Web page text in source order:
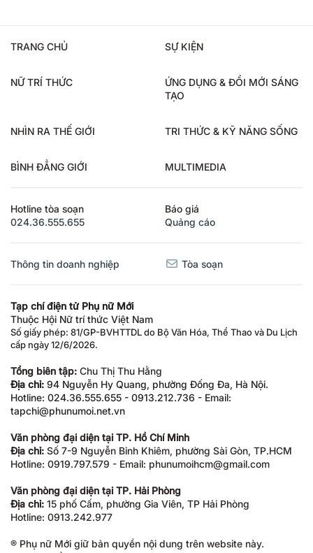
TRANG CHỦ SỰ KIỆN
NỮ TRÍ THỨC
ỨNG DỤNG & ĐỔI MỚI SÁNG
TẠO
NHÌN RA THẾ GIỚI TRI THỨC & KỸ NĂNG SỐNG
BÌNH ĐẲNG GIỚI MULTIMEDIA
Hotline tòa soạn
024.36.555.655
Báo giá
Quảng cáo
Thông tin doanh nghiệp Tòa soạn
Tạp chí điện tử Phụ nữ Mới
Thuộc Hội Nữ trí thức Việt Nam
Số giấy phép: 81/GP-BVHTTDL do Bộ Văn Hóa, Thể Thao và Du Lịch
cấp ngày 12/6/2026.
Tổng biên tập: Chu Thị Thu Hằng
Địa chỉ: 94 Nguyễn Hy Quang, phường Đống Đa, Hà Nội.
Hotline: 024.36.555.655 - 0913.212.736 - Email:
tapchi@phunumoi.net.vn
Văn phòng đại diện tại TP. Hồ Chí Minh
Địa chỉ: Số 7-9 Nguyễn Bỉnh Khiêm, phường Sài Gòn, TP.HCM
Hotline: 0919.797.579 - Email: phunumoihcm@gmail.com
Văn phòng đại diện tại TP. Hải Phòng
Địa chỉ: 15 phố Cấm, phường Gia Viên, TP Hải Phòng
Hotline: 0913.242.977
® Phụ nữ Mới giữ bản quyền nội dung trên website này.